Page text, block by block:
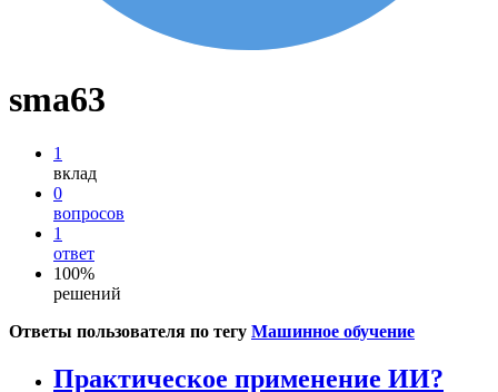
sma63
1
вклад
0
вопросов
1
ответ
100%
решений
Ответы пользователя по тегу Машинное обучение
Практическое применение ИИ?